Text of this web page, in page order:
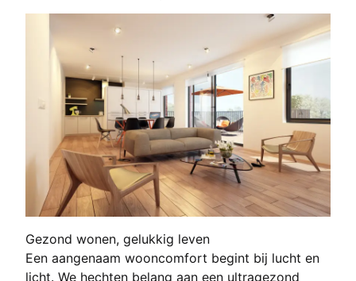
Gezond wonen, gelukkig leven
Een aangenaam wooncomfort begint bij lucht en
licht. We hechten belang aan een ultragezond